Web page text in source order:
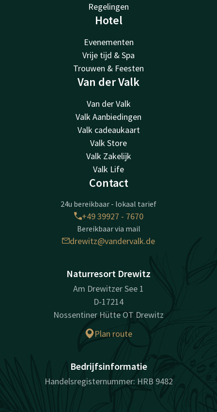
Regelingen
Hotel
Evenementen
Vrije tijd & Spa
Trouwen & Feesten
Van der Valk
Van der Valk
Valk Aanbiedingen
Valk cadeaukaart
Valk Store
Valk Zakelijk
Valk Life
Contact
24u bereikbaar - lokaal tarief
+49 39927 - 7670
Bereikbaar via mail
drewitz@vandervalk.de
Naturresort Drewitz
Am Drewitzer See 1
D-17214
Nossentiner Hütte OT Drewitz
Plan route
Bedrijfsinformatie
Handelsregisternummer: HRB 9482